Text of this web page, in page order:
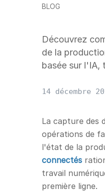
BLOG
Découvrez
de la
basée sur l'IA,
14 décembre
La capture des
opérations de
l'état de la
connectés
travail
première ligne.